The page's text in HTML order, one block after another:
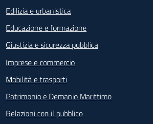
Edilizia e urbanistica
Educazione e formazione
Giustizia e sicurezza pubblica
Imprese e commercio
Mobilità e trasporti
Patrimonio e Demanio Marittimo
Relazioni con il pubblico